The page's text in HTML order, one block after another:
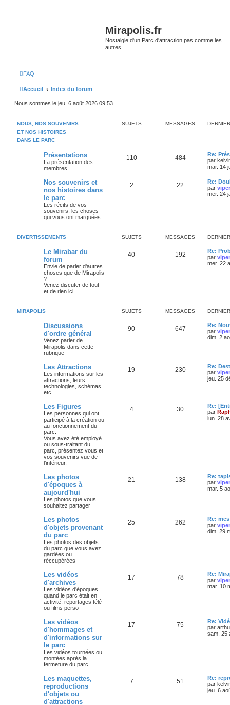
Mirapolis.fr
Nostalgie d'un Parc d'attraction pas comme les
autres
FAQ
Accueil Index du forum
Nous sommes le jeu. 6 août 2026 09:53
NOUS, NOS SOUVENIRS
ET NOS HISTOIRES
DANS LE PARC
SUJETS MESSAGES
Présentations
La présentation des
membres
110 484
Re:
par
mar. 14
Nos souvenirs et
nos histoires dans
le parc
Les récits de vos
souvenirs, les choses
qui vous ont marquées
2 22
Re:
par
mer. 24
DIVERTISSEMENTS SUJETS MESSAGES
Le Mirabar du
forum
Envie de parler d'autres
choses que de Mirapolis
?
Venez discuter de tout
et de rien ici.
40 192
Re:
par
mer. 22
MIRAPOLIS SUJETS MESSAGES
Discussions
d'ordre général
Venez parler de
Mirapolis dans cette
rubrique
90 647
Re:
par
dim. 2
Les Attractions
Les informations sur les
attractions, leurs
technologies, schémas
etc...
19 230
Re:
par
jeu. 25
Les Figures
Les personnes qui ont
participé à la création ou
au fonctionnement du
parc.
Vous avez été employé
ou sous-traitant du
parc, présentez vous et
vos souvenirs vue de
l’intérieur.
4 30
Re:
par
lun. 28
Les photos
d'époques à
aujourd'hui
Les photos que vous
souhaitez partager
21 138
Re:
par
mar. 5
Les photos
d'objets provenant
du parc
Les photos des objets
du parc que vous avez
gardées ou
réccupérées
25 262
Re:
par
dim. 29
Les vidéos
d'archives
Les vidéos d'époques
quand le parc était en
activité, reportages télé
ou films perso
17 78
Re:
par
mar. 10
Les vidéos
d'hommages et
d'informations sur
le parc
Les vidéos tournées ou
montées après la
fermeture du parc
17 75
Re:
par
sam. 25
Les maquettes,
reproductions
d'objets ou
d'attractions
7 51
Re:
par
jeu. 6